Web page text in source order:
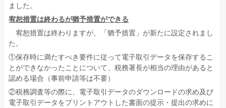
ました。
宥恕措置は終わるが猶予措置ができる
宥恕措置は終わりますが、「猶予措置」が新たに設定されまし
た。
①保存時に満たすべき要件に従って電子取引データを保存するこ
とができなかったことについて、税務署長が相当の理由があると
認める場合（事前申請等は不要）
②税務調査等の際に、電子取引データのダウンロードの求め及び
電子取引データをプリントアウトした書面の提示・提出の求めに